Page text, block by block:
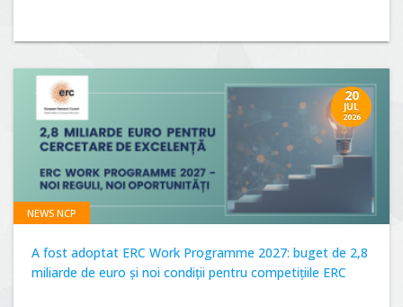
20
JUL
2026
NEWS NCP
A fost adoptat ERC Work Programme 2027: buget de 2,8
miliarde de euro și noi condiții pentru competițiile ERC